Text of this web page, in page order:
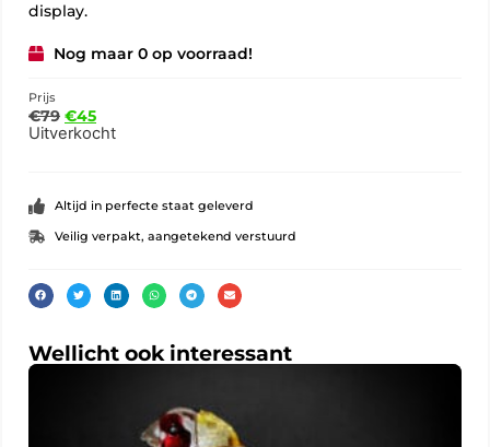
display.
Nog maar 0 op voorraad!
Prijs
€79 €45
Uitverkocht
Altijd in perfecte staat geleverd
Veilig verpakt, aangetekend verstuurd
Wellicht ook interessant